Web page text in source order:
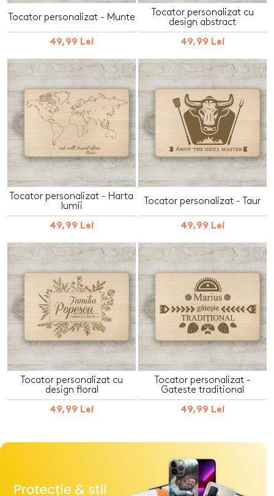
Tocator personalizat - Munte
49,99 Lei
Tocator personalizat cu
design abstract
49,99 Lei
Tocator personalizat - Harta
lumii
49,99 Lei
Tocator personalizat - Taur
49,99 Lei
Tocator personalizat cu
design floral
49,99 Lei
Tocator personalizat -
Gateste traditional
49,99 Lei